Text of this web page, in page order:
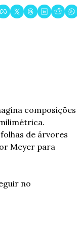
composições
de árvores
Meyer para